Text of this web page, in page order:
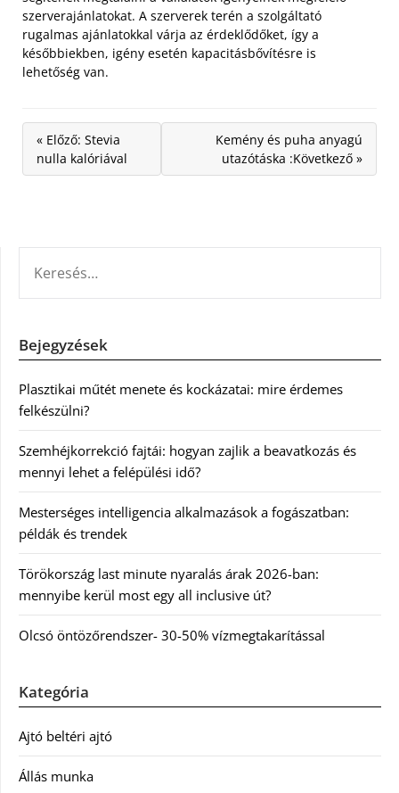
szerverajánlatokat. A szerverek terén a szolgáltató
rugalmas ajánlatokkal várja az érdeklődőket, így a
későbbiekben, igény esetén kapacitásbővítésre is
lehetőség van.
« Előző: Stevia
nulla kalóriával
Kemény és puha anyagú
utazótáska :Következő »
Bejegyzések
Plasztikai műtét menete és kockázatai: mire érdemes
felkészülni?
Szemhéjkorrekció fajtái: hogyan zajlik a beavatkozás és
mennyi lehet a felépülési idő?
Mesterséges intelligencia alkalmazások a fogászatban:
példák és trendek
Törökország last minute nyaralás árak 2026-ban:
mennyibe kerül most egy all inclusive út?
Olcsó öntözőrendszer- 30-50% vízmegtakarítással
Kategória
Ajtó beltéri ajtó
Állás munka